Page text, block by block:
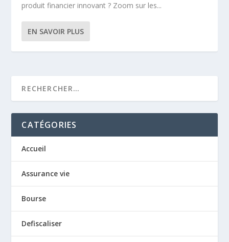
produit financier innovant ? Zoom sur les...
EN SAVOIR PLUS
CATÉGORIES
Accueil
Assurance vie
Bourse
Defiscaliser